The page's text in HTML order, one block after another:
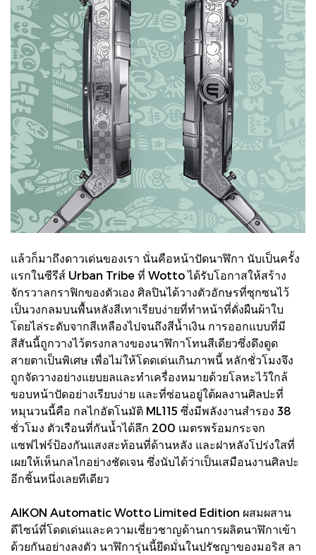
แล้วก็มาถึงดาวเด่นของเรา นั่นคือหน้าปัดนาฬิกา นับเป็นครั้ง
แรกในซีรีส์ Urban Tribe ที่ Wotto ได้รับโอกาสให้สร้าง
จักรวาลกราฟิกของตัวเอง ศิลปินได้วางตัวอักษรที่ซุกซนไว้
เป็นวงกลมบนพื้นหลังสีเทาเรียบง่ายที่ทำหน้าที่ดั่งผืนผ้าใบ
โดยไล่ระดับจากสีเหลืองไปจนถึงสีน้ำเงิน การออกแบบที่มี
สีสันนี้ถูกวางไว้ตรงกลางของนาฬิกาโทนสีเดียวซึ่งดึงดูด
สายตาเป็นพิเศษ เพื่อไม่ให้โดดเด่นเกินภาพนี้ หลักชั่วโมงจึง
ถูกจัดวางอย่างแยบยลและทำเครื่องหมายด้วยโลหะไว้ใกล้
ขอบหน้าปัดอย่างเรียบง่าย และที่ซ่อนอยู่ใต้ผลงานศิลปะที่
หมุนวนนี้คือ กลไกอัตโนมัติ ML115 ซึ่งมีพลังงานสำรอง 38
ชั่วโมง ตัวเรือนที่กันน้ำได้ลึก 200 เมตรพร้อมกระจก
แซฟไฟร์ป้องกันแสงสะท้อนที่ด้านหลัง และฝาหลังโปร่งใสที่
เผยให้เห็นกลไกอย่างชัดเจน ซึ่งนับได้ว่าเป็นเสมือนงานศิลปะ
อีกชิ้นหนึ่งเลยทีเดียว
AIKON Automatic Wotto Limited Edition ผสมผสาน
ดีไซน์ที่โดดเด่นและความเชี่ยวชาญด้านการผลิตนาฬิกาเข้า
ด้วยกันอย่างลงตัว นาฬิการุ่นนี้ยึดมั่นในปรัชญาของมอริส ลา